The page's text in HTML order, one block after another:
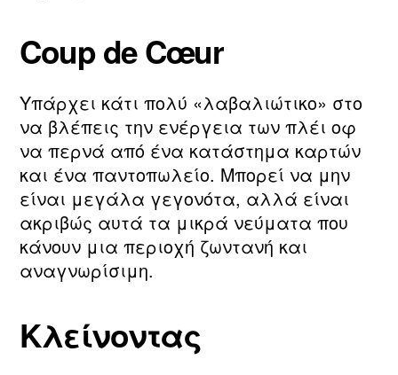
Coup de Cœur
Υπάρχει κάτι πολύ «λαβαλιώτικο» στο
να βλέπεις την ενέργεια των πλέι οφ
να περνά από ένα κατάστημα καρτών
και ένα παντοπωλείο. Μπορεί να μην
είναι μεγάλα γεγονότα, αλλά είναι
ακριβώς αυτά τα μικρά νεύματα που
κάνουν μια περιοχή ζωντανή και
αναγνωρίσιμη.
Κλείνοντας